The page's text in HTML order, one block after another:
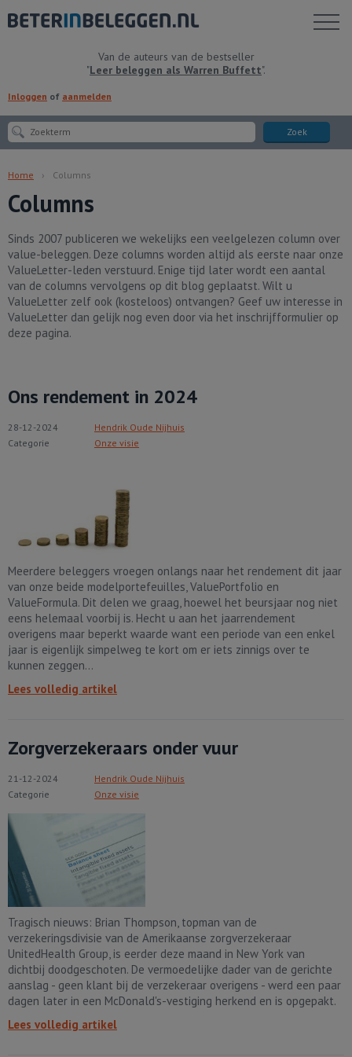
Van de auteurs van de bestseller
"Leer beleggen als Warren Buffett".
Inloggen of aanmelden
Zoek
Toon
Home Columns
Columns
Sinds 2007 publiceren we wekelijks een veelgelezen column over
value-beleggen. Deze columns worden altijd als eerste naar onze
ValueLetter-leden verstuurd. Enige tijd later wordt een aantal
van de columns vervolgens op dit blog geplaatst. Wilt u
ValueLetter zelf ook (kosteloos) ontvangen? Geef uw interesse in
ValueLetter dan gelijk nog even door via het inschrijfformulier op
deze pagina.
Ons rendement in 2024
28-12-2024
Hendrik Oude Nijhuis
Categorie
Onze visie
Meerdere beleggers vroegen onlangs naar het rendement dit jaar
van onze beide modelportefeuilles, ValuePortfolio en
ValueFormula. Dit delen we graag, hoewel het beursjaar nog niet
eens helemaal voorbij is. Hecht u aan het jaarrendement
overigens maar beperkt waarde want een periode van een enkel
jaar is eigenlijk simpelweg te kort om er iets zinnigs over te
kunnen zeggen...
Lees volledig artikel
Zorgverzekeraars onder vuur
21-12-2024
Hendrik Oude Nijhuis
Categorie
Onze visie
Tragisch nieuws: Brian Thompson, topman van de
verzekeringsdivisie van de Amerikaanse zorgverzekeraar
UnitedHealth Group, is eerder deze maand in New York van
dichtbij doodgeschoten. De vermoedelijke dader van de gerichte
aanslag - geen klant bij de verzekeraar overigens - werd een paar
dagen later in een McDonald's-vestiging herkend en is opgepakt.
Lees volledig artikel